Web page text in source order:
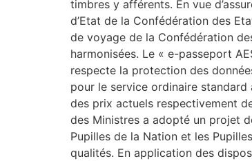
timbres y afférents. En vue
d’Etat de la Confédération des
de voyage de la Confédération
harmonisées. Le « e-passeport
respecte la protection des
pour le service ordinaire
des prix actuels respectivement
des Ministres a adopté un projet
Pupilles de la Nation et les
qualités. En application des